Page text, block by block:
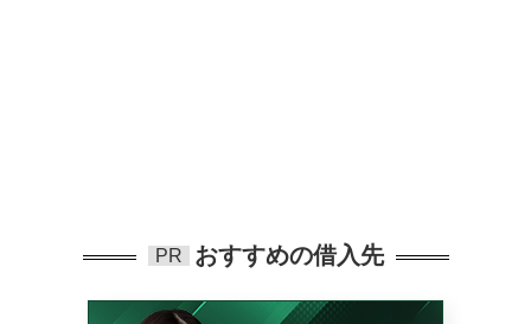
PR おすすめの借入先